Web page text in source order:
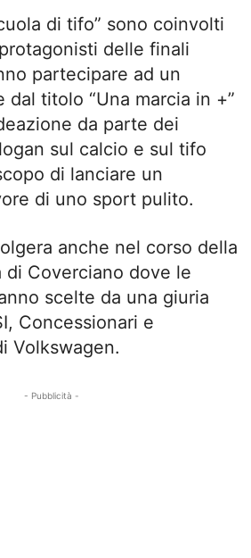
di tifo” sono coinvolti
delle finali
partecipare ad un
dal titolo “Una marcia in +”
da parte dei
sul calcio e sul tifo
di lanciare un
di uno sport pulito.
anche nel corso della
di Coverciano dove le
scelte da una giuria
Concessionari e
Volkswagen.
- Pubblicità -